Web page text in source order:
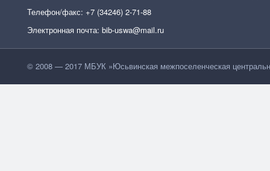
Телефон/факс: +7 (34246) 2-71-88
Электронная почта: bib-uswa@mail.ru
© 2008 — 2017 МБУК »Юсьвинская межпоселенческая